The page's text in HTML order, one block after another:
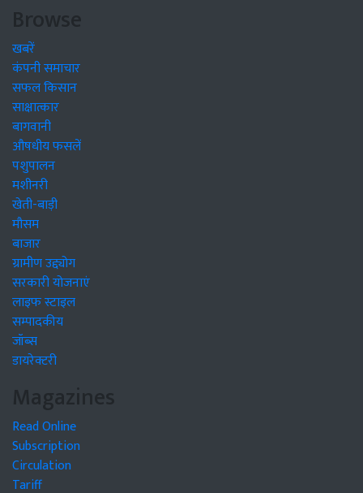
Browse
खबरें
कंपनी समाचार
सफल किसान
साक्षात्कार
बागवानी
औषधीय फसलें
पशुपालन
मशीनरी
खेती-बाड़ी
मौसम
बाजार
ग्रामीण उद्द्योग
सरकारी योजनाएं
लाइफ स्टाइल
सम्पादकीय
जॉब्स
डायरेक्टरी
Magazines
Read Online
Subscription
Circulation
Tariff